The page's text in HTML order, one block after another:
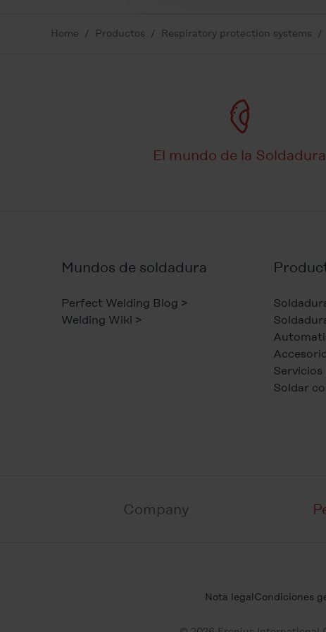
Home Productos Respiratory protection systems
El mundo de la Soldadura
Mundos de soldadura
Perfect Welding Blog >
Welding Wiki >
Servicios
Soldar
Company
Nota legalCondiciones